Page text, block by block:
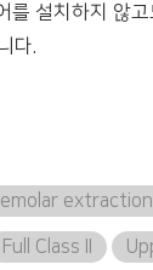
설치하지 않
다.
extraction
Full Class II